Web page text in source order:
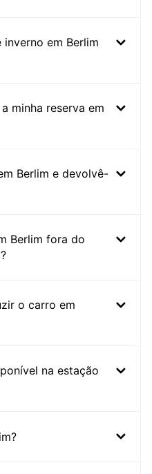
inverno em Berlim
minha reserva em
Berlim e devolvê-
Berlim fora do
o carro em
na estação